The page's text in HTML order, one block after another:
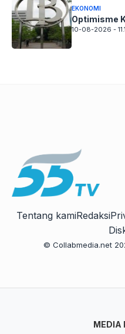
EKONOMI
Optimisme
10-08-2026 -
Tentang kamiRedaksi
© Collabmedia.net
MEDIA